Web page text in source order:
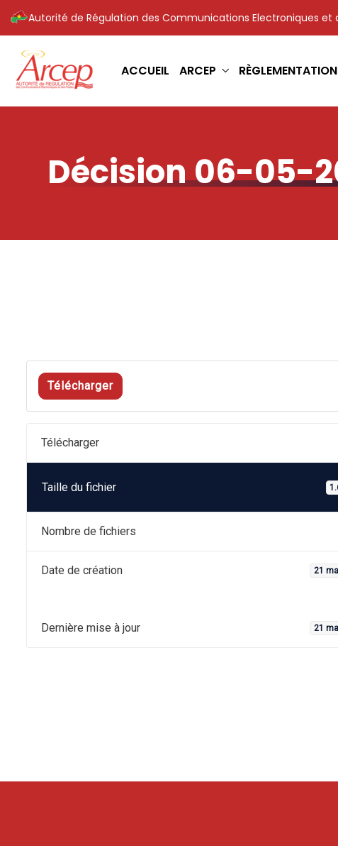
Autorité de Régulation des Communications Electroniques et
ACCUEIL ARCEP RÈGLEMENTATION
Décision 06-05-
Télécharger
Télécharger
Taille du fichier
Nombre de fichiers
Date de création 21
Dernière mise à jour 21